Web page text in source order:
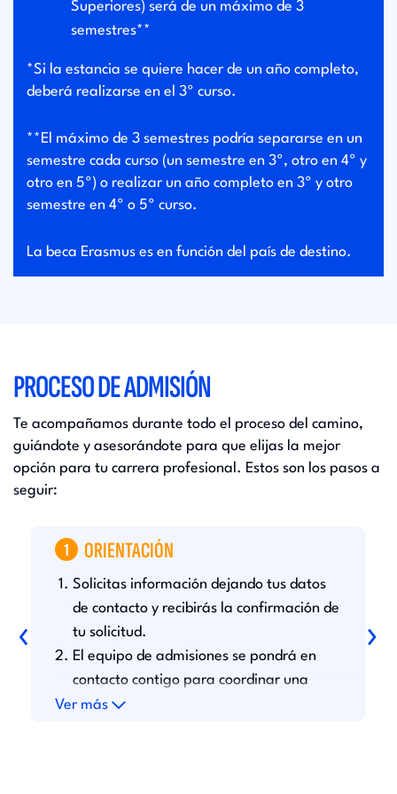
Superiores) será de un máximo de 3
semestres**
*Si la estancia se quiere hacer de un año completo,
deberá realizarse en el 3º curso.
**El máximo de 3 semestres podría separarse en un
semestre cada curso (un semestre en 3º, otro en 4º y
otro en 5º) o realizar un año completo en 3º y otro
semestre en 4º o 5º curso.
La beca Erasmus es en función del país de destino.
PROCESO DE ADMISIÓN
Te acompañamos durante todo el proceso del camino,
guiándote y asesorándote para que elijas la mejor
opción para tu carrera profesional. Estos son los pasos a
seguir:
1 ORIENTACIÓN
Solicitas información dejando tus datos
de contacto y recibirás la confirmación de
tu solicitud.
El equipo de admisiones se pondrá en
contacto contigo para coordinar una
asesoría personalizada.
Ver más
‹ ›